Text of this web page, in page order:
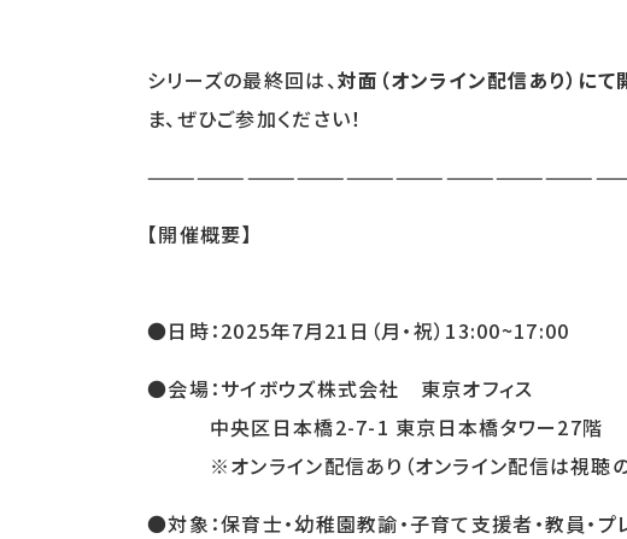
シリーズの最終回は、対面（オンライン配信あり）にて
ま、ぜひご参加ください！
【開催概要】
●日時：2025年7月21日（月・祝）13:00~17:00
●会場：サイボウズ株式会社 東京オフィス
中央区日本橋2-7-1 東京日本橋タワー27階
※オンライン配信あり（オンライン配信は視聴の
●対象：保育士・幼稚園教諭・子育て支援者・教員・